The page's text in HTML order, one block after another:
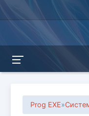
Prog EXE»